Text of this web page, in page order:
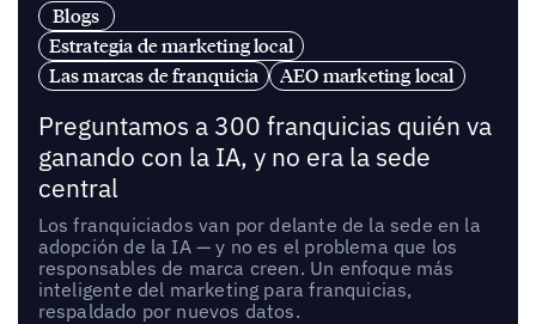
Blogs
Estrategia de marketing local
Las marcas de franquicia
AEO marketing local
Preguntamos a 300 franquicias quién va
ganando con la IA, y no era la sede
central
Los franquiciados van por delante de la sede en la
adopción de la IA — y no es el problema que los
responsables de marca creen. Un enfoque más
inteligente del marketing para franquicias,
respaldado por nuevos datos.